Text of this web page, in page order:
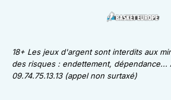
18+ Les jeux d'argent sont interdits aux
des risques : endettement, dépendance...
09.74.75.13.13 (appel non surtaxé)